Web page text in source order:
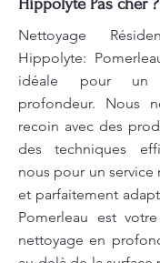
Hippolyte Pas cher ?
Nettoyage
Hippolyte:
idéale pour un
profondeur. Nous
recoin avec des
des techniques
nous pour un
et parfaitement
Pomerleau est
nettoyage en